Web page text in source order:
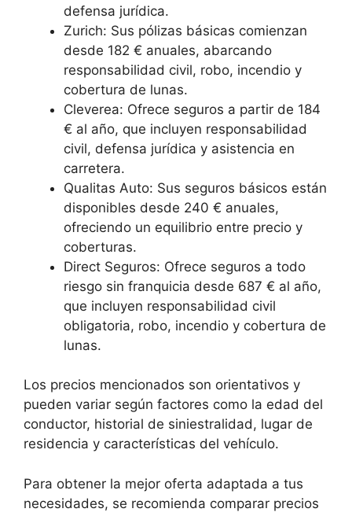
defensa jurídica.
Zurich: Sus pólizas básicas comienzan
desde 182 € anuales, abarcando
responsabilidad civil, robo, incendio y
cobertura de lunas.
Cleverea: Ofrece seguros a partir de 184
€ al año, que incluyen responsabilidad
civil, defensa jurídica y asistencia en
carretera.
Qualitas Auto: Sus seguros básicos están
disponibles desde 240 € anuales,
ofreciendo un equilibrio entre precio y
coberturas.
Direct Seguros: Ofrece seguros a todo
riesgo sin franquicia desde 687 € al año,
que incluyen responsabilidad civil
obligatoria, robo, incendio y cobertura de
lunas.
Los precios mencionados son orientativos y
pueden variar según factores como la edad del
conductor, historial de siniestralidad, lugar de
residencia y características del vehículo.
Para obtener la mejor oferta adaptada a tus
necesidades, se recomienda comparar precios